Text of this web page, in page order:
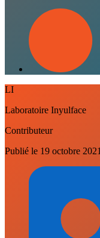
LI
Laboratoire Inyulface
Contributeur
Publié le 19 octobre 2021